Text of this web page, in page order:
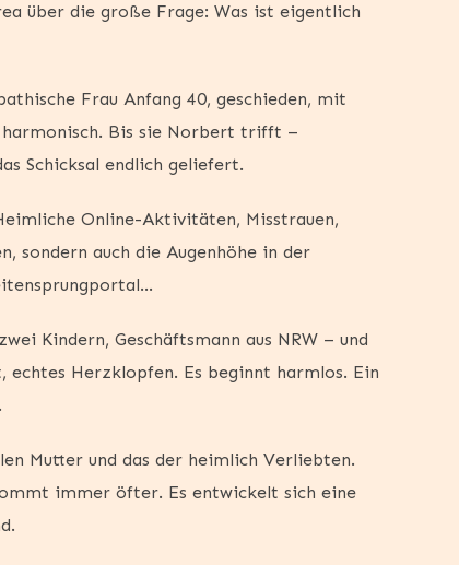
über die große Frage: Was ist eigentlich
Frau Anfang 40, geschieden, mit
Bis sie Norbert trifft –
Schicksal endlich geliefert.
Online-Aktivitäten, Misstrauen,
sondern auch die Augenhöhe in der
Kindern, Geschäftsmann aus NRW – und
Herzklopfen. Es beginnt harmlos. Ein
Mutter und das der heimlich Verliebten.
immer öfter. Es entwickelt sich eine